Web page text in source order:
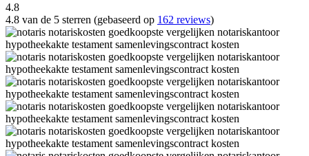
4.8
4.8 van de 5 sterren (gebaseerd op 162 reviews)